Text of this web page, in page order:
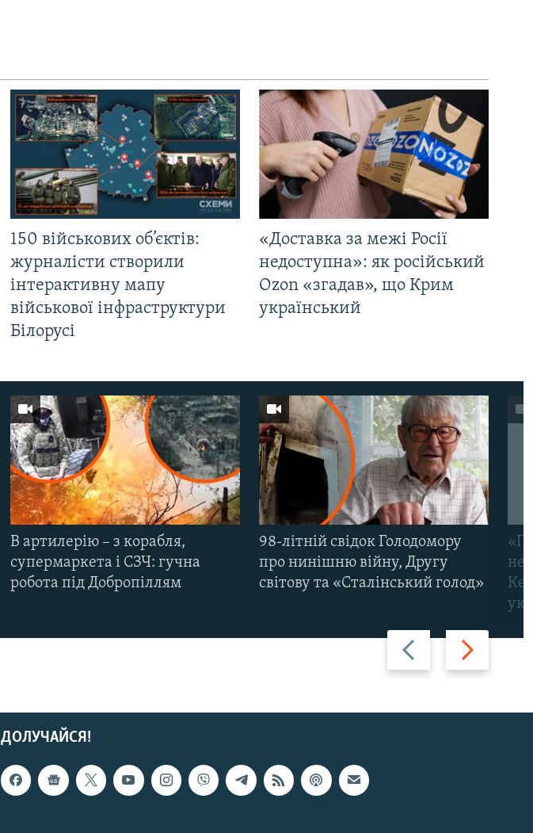
150 військових об’єктів:
журналісти створили
інтерактивну мапу
військової інфраструктури
Білорусі
«Доставка за межі Росії
недоступна»: як російський
Ozon «згадав», що Крим
український
Назад Вперед
В артилерію – з корабля,
супермаркета і СЗЧ: гучна
робота під Добропіллям
98-літній свідок Голодомору
про нинішню війну, Другу
світову та «Сталінський голод»
ДОЛУЧАЙСЯ!